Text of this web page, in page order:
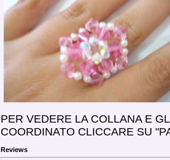
PER VEDERE LA COLLANA E
COORDINATO CLICCARE SU
Reviews